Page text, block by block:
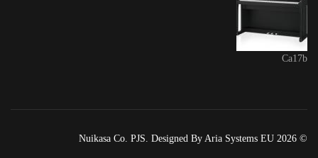
Ca17b
© 2026 Nuikasa Co. PJS. Designed By Aria Systems EU